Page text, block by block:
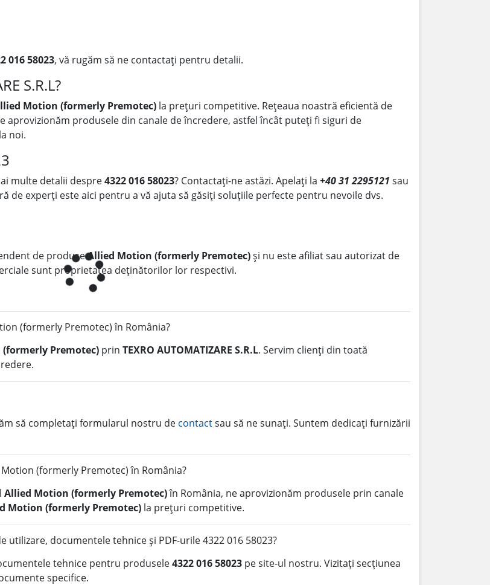
016 58023, vă rugăm să ne contactați pentru detalii.
S.R.L?
Motion (formerly Premotec) la prețuri competitive. Rețeaua noastră eficientă de
produsele din canale de încredere, astfel încât puteți fi siguri de
noi.
multe detalii despre4322 016 58023? Contactați-ne astăzi. Apelați la +40 31 2295121 sau
de experți este aici pentru a vă ajuta să găsiți soluțiile perfecte pentru nevoile dvs.
de produseAllied Motion (formerly Premotec)și nu este afiliat sau autorizat de
sunt proprietatea deținătorilor lor respectivi.
(formerly Premotec) în România?
Premotec) prin TEXRO AUTOMATIZARE S.R.L. Servim clienți din toată
să completați formularul nostru de contactsau să ne sunați. Suntem dedicați furnizării
(formerly Premotec) în România?
Allied Motion (formerly Premotec)în România, ne aprovizionăm produsele prin canale
Motion (formerly Premotec) la prețuri competitive.
documentele tehnice și PDF-urile 4322 016 58023?
tehnice pentru produsele4322 016 58023 pe site-ul nostru. Vizitați secțiunea
specifice.